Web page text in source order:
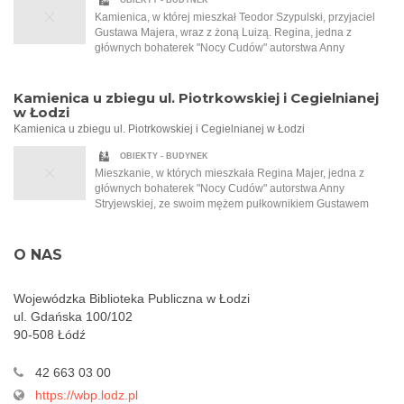
Kobieta siada do zastawionego stołu i zaczyna snuć
niezwykle barwną opowieść, odkrywając kawałek po
kawałku przejmującą historię wielkiej miłości, której
eleganckich salonów bogatych mieszczan. Opowiada o
walce o przetrwanie. Jedyna taka noc w roku, która sprawia,
że wszystko staje się możliwe…
Kamienica, w której mieszkał Teodor Szypulski, przyjaciel
Gustawa Majera, wraz z żoną Luizą. Regina, jedna z
głównych bohaterek "Nocy Cudów" autorstwa Anny
pierwszy słyszy o Tadeuszu Samborskim, malarzu, który
namalował dla Szypulskich kobiecy akt.
Kamienica u zbiegu ul. Piotrkowskiej i Cegielnianej
w Łodzi
Kamienica u zbiegu ul. Piotrkowskiej i Cegielnianej w Łodzi
OBIEKTY - BUDYNEK
Mieszkanie, w których mieszkała Regina Majer, jedna z
głównych bohaterek "Nocy Cudów" autorstwa Anny
Stryjewskiej, ze swoim mężem pułkownikiem Gustawem
O NAS
Wojewódzka Biblioteka Publiczna w Łodzi
ul. Gdańska 100/102
90-508 Łódź
42 663 03 00
https://wbp.lodz.pl